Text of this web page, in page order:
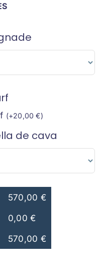
(+20,00€)
de cava
570,00 €
0,00€
570,00 €